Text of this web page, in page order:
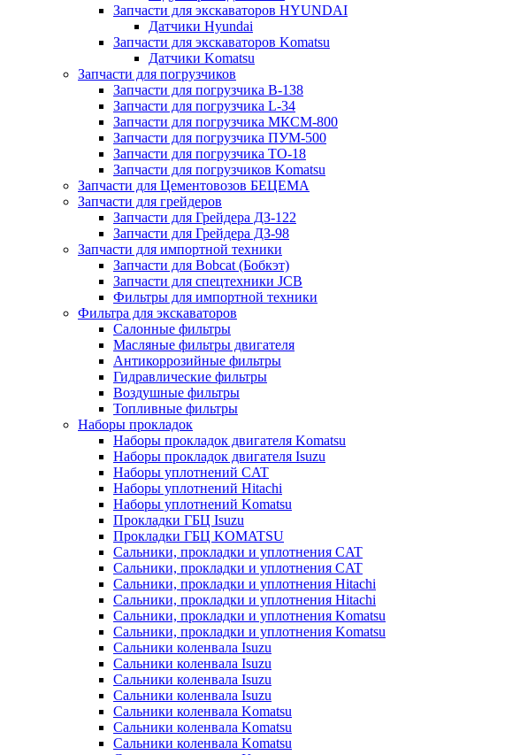
Запчасти для экскаваторов HYUNDAI
Датчики Hyundai
Запчасти для экскаваторов Komatsu
Датчики Komatsu
Запчасти для погрузчиков
Запчасти для погрузчика B-138
Запчасти для погрузчика L-34
Запчасти для погрузчика МКСМ-800
Запчасти для погрузчика ПУМ-500
Запчасти для погрузчика ТО-18
Запчасти для погрузчиков Komatsu
Запчасти для Цементовозов БЕЦЕМА
Запчасти для грейдеров
Запчасти для Грейдера ДЗ-122
Запчасти для Грейдера ДЗ-98
Запчасти для импортной техники
Запчасти для Bobcat (Бобкэт)
Запчасти для спецтехники JCB
Фильтры для импортной техники
Фильтра для экскаваторов
Салонные фильтры
Масляные фильтры двигателя
Антикоррозийные фильтры
Гидравлические фильтры
Воздушные фильтры
Топливные фильтры
Наборы прокладок
Наборы прокладок двигателя Komatsu
Наборы прокладок двигателя Isuzu
Наборы уплотнений CAT
Наборы уплотнений Hitachi
Наборы уплотнений Komatsu
Прокладки ГБЦ Isuzu
Прокладки ГБЦ KOMATSU
Сальники, прокладки и уплотнения CAT
Сальники, прокладки и уплотнения CAT
Сальники, прокладки и уплотнения Hitachi
Сальники, прокладки и уплотнения Hitachi
Сальники, прокладки и уплотнения Komatsu
Сальники, прокладки и уплотнения Komatsu
Сальники коленвала Isuzu
Сальники коленвала Isuzu
Сальники коленвала Isuzu
Сальники коленвала Isuzu
Сальники коленвала Komatsu
Сальники коленвала Komatsu
Сальники коленвала Komatsu